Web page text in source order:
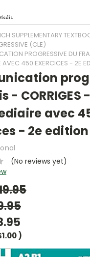
SUPPLEMENTARY
(CLE)
PROGRESSIVE DU
AVEC 450 EXERCICES - 2E
- CORRIGES -
avec
- 2e edition
(No reviews yet)
)